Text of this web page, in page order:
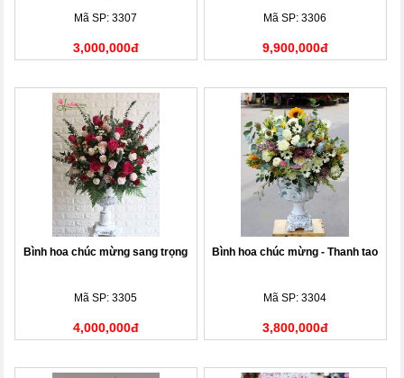
Mã SP: 3307
3,000,000đ
Mã SP: 3306
9,900,000đ
Bình hoa chúc mừng sang trọng
Mã SP: 3305
4,000,000đ
Bình hoa chúc mừng - Thanh tao
Mã SP: 3304
3,800,000đ